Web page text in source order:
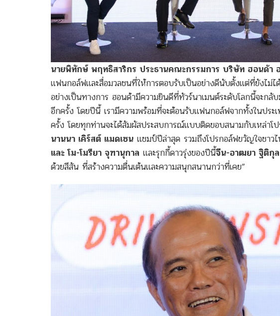
นายพิทักษ์ พฤทธิสาริกร ประธานคณะกรรมการ บริษัท ฮอนด้า
แฟนกอล์ฟและสื่อมวลชนที่ให้การตอบรับเป็นอย่างดีนับตั้งแต่ที่ยังไม่
อย่างเป็นทางการ ฮอนด้ามีความยินดีที่ทัวร์นาเมนต์ระดับโลกนี้จะก
อีกครั้ง โดยปีนี้ เรามีความพร้อมที่จะต้อนรับแฟนกอล์ฟจากทั้งในประ
ครั้ง โดยทุกท่านจะได้สัมผัสประสบการณ์แบบติดขอบสนามกับเหล่าโ
นานนา เคิร์สต์ แมดเซน แชมป์ปีล่าสุด รวมถึงโปรกอล์ฟขวัญใจชาว
และ โม-โมรียา จุฑานุกาล และรุกกี้ดาวรุ่งของปีนี้จีน-อาฒยา ฐิติกุล
ด้วยสีสัน ที่สร้างความตื่นเต้นและความสนุกสนานกว่าที่เคย”